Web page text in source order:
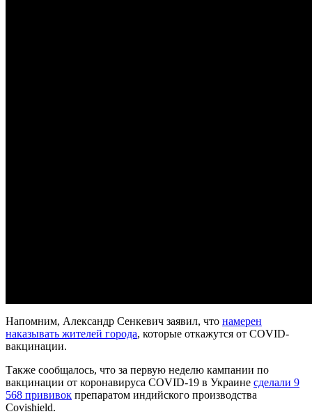
Напомним, Александр Сенкевич заявил, что намерен
наказывать жителей города, которые откажутся от COVID-
вакцинации.
Также сообщалось, что за первую неделю кампании по
вакцинации от коронавируса COVID-19 в Украине сделали 9
568 прививок препаратом индийского производства
Covishield.